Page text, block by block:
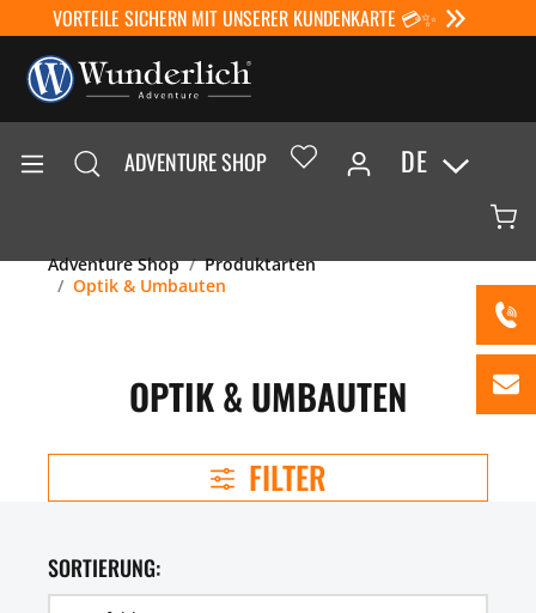
VORTEILE SICHERN MIT UNSERER KUNDENKARTE 💳✨
ADVENTURE SHOP DE
Adventure Shop
Produktarten
Optik & Umbauten
OPTIK & UMBAUTEN
FILTER
SORTIERUNG: